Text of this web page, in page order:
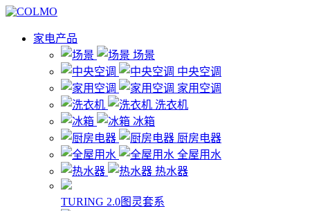
家电产品
场景
中央空调
家用空调
洗衣机
冰箱
厨房电器
全屋用水
热水器
TURING 2.0图灵套系